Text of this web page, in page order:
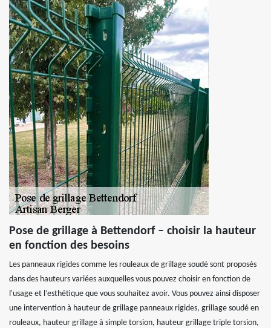
Pose de grillage à Bettendorf – choisir la hauteur
en fonction des besoins
Les panneaux rigides comme les rouleaux de grillage soudé sont proposés
dans des hauteurs variées auxquelles vous pouvez choisir en fonction de
l'usage et l’esthétique que vous souhaitez avoir. Vous pouvez ainsi disposer
une intervention à hauteur de grillage panneaux rigides, grillage soudé en
rouleaux, hauteur grillage à simple torsion, hauteur grillage triple torsion,